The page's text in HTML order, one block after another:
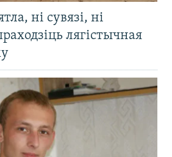
ні сувязі, ні
лягістычная